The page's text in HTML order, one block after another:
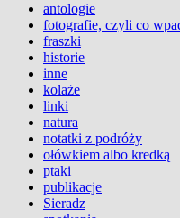
antologie
fotografie, czyli co
fraszki
historie
inne
kolaże
linki
natura
notatki z podróży
ołówkiem albo kredką
ptaki
publikacje
Sieradz